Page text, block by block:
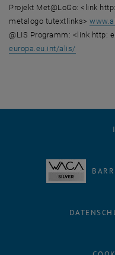
Projekt Met@LoGo: <link
metalogo tutextlinks>
@LIS Programm: <link http:
europa.eu.int/alis/